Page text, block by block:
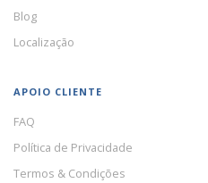
Blog
Localização
APOIO CLIENTE
FAQ
Política de Privacidade
Termos & Condições